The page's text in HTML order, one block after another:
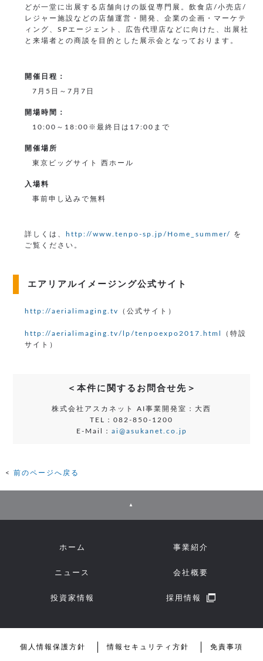
どが一堂に出展する店舗向けの販促専門展。飲食店/小売店/
レジャー施設などの店舗運営・開発、企業の企画・マーケテ
ィング、SPエージェント、広告代理店などに向けた、出展社
と来場者との商談を目的とした展示会となっております。
開催日程：
7月5日～7月7日
開場時間：
10:00～18:00※最終日は17:00まで
開催場所
東京ビッグサイト 西ホール
入場料
事前申し込みで無料
詳しくは、 http://www.tenpo-sp.jp/Home_summer/
を
ご覧ください。
エアリアルイメージング公式サイト
http://aerialimaging.tv （公式サイト）
http://aerialimaging.tv/lp/tenpoexpo2017.html
（特設
サイト）
＜本件に関するお問合せ先＞
株式会社アスカネット AI事業開発室：大西
TEL：082-850-1200
E-Mail： ai@asukanet.co.jp
前のページへ戻る
▲
ホーム 事業紹介
ニュース 会社概要
投資家情報 採用情報
個人情報保護方針 情報セキュリティ方針 免責事項